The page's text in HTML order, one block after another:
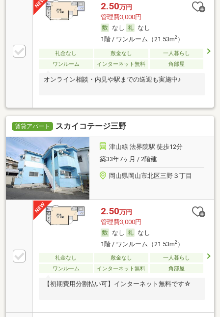
2.50万円
管理費3,000円
なし
なし
1階 / ワンルーム（21.53m2）
礼金なし 敷金なし
一人暮らし
ワンルーム
インターネット無料 角部屋
オンライン相談・内見や駅までの送迎も実施中♪
賃貸アパート スカイコテージ三野
津山線 法界院駅 徒歩12分
築33年7ヶ月 / 2階建
岡山県岡山市北区三野３丁目
2.50万円
管理費3,000円
なし
なし
1階 / ワンルーム（21.53m2）
礼金なし 敷金なし
一人暮らし
ワンルーム
インターネット無料 角部屋
【初期費用分割払い可】インターネット無料です☆